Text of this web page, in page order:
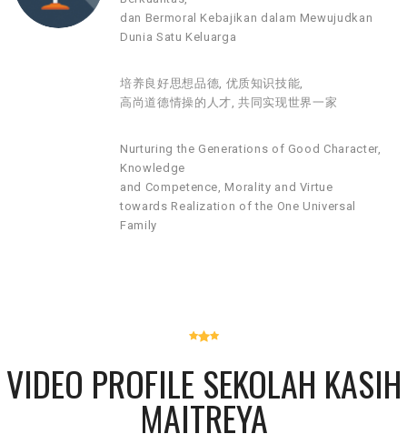
dan Bermoral Kebajikan dalam Mewujudkan
Dunia Satu Keluarga
培养良好思想品德, 优质知识技能,
高尚道德情操的人才, 共同实现世界一家
Nurturing the Generations of Good Character,
Knowledge
and Competence, Morality and Virtue
towards Realization of the One Universal
Family
VIDEO PROFILE SEKOLAH KASIH
MAITREYA